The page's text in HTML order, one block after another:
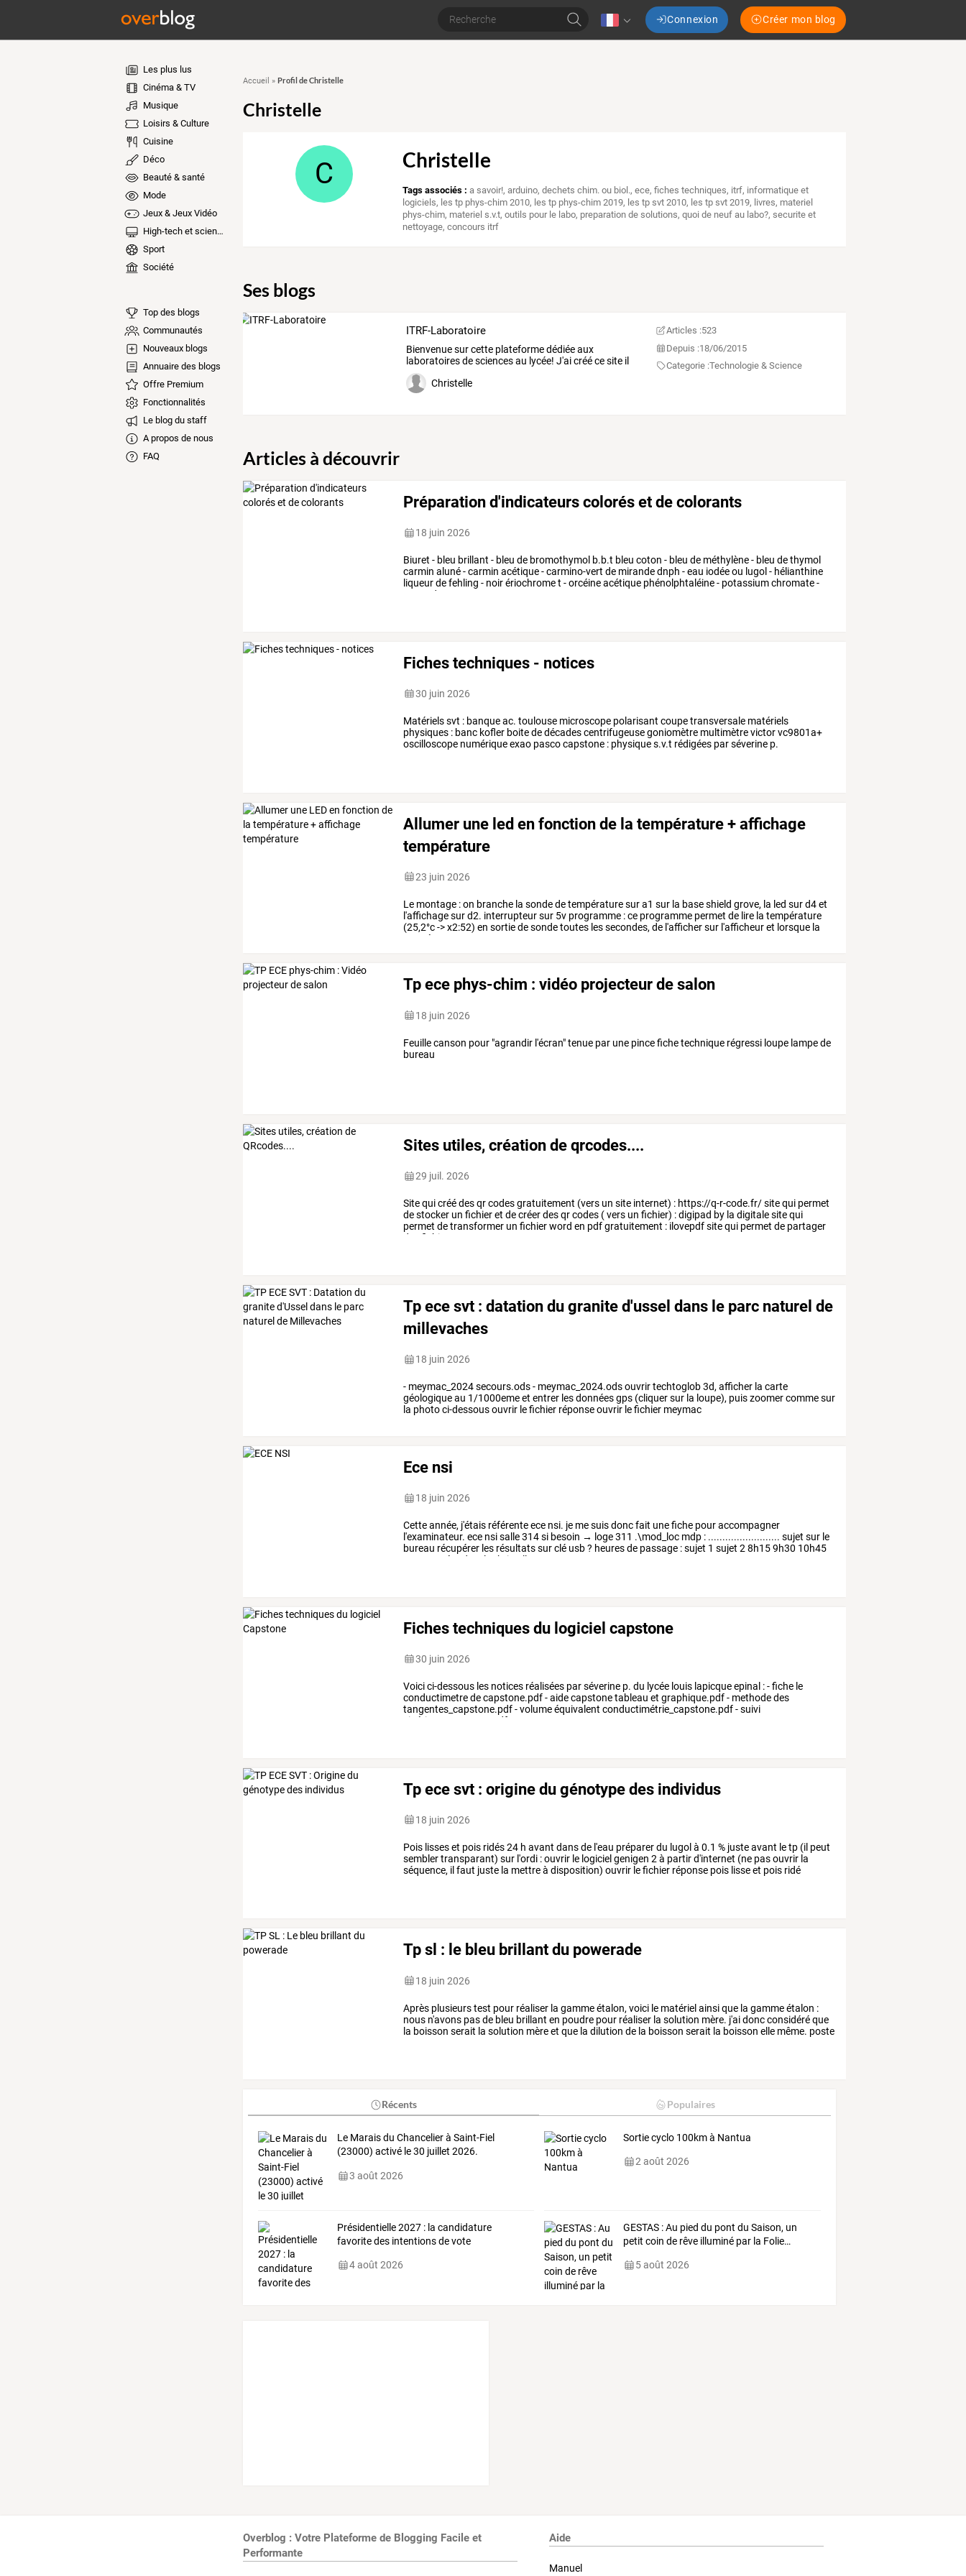
Connexion Créer mon blog
Les plus lus
Cinéma & TV
Musique
Loisirs & Culture
Cuisine
Déco
Beauté & santé
Mode
Jeux & Jeux Vidéo
High-tech et sciences
Sport
Société
Top des blogs
Communautés
Nouveaux blogs
Annuaire des blogs
Offre Premium
Fonctionnalités
Le blog du staff
A propos de nous
FAQ
Accueil » Profil de Christelle
Christelle
C Christelle
Tags associés : a savoir!,arduino,dechets chim. ou biol.,ece,fiches techniques, itrf, informatique et
logiciels, les tp phys-chim 2010, les tp phys-chim 2019, les tp svt 2010, les tp svt 2019, livres, materiel
phys-chim, materiel s.v.t,outils pour le labo, preparation de solutions,quoi de neuf au labo?,securite et
nettoyage,concours itrf
Ses blogs
ITRF-Laboratoire
Bienvenuesurcetteplateformedédiéeaux
laboratoiresdesciencesau lycée! J'aicréécesiteil
ya…
Christelle
Articles :523
Depuis :18/06/2015
Categorie :Technologie & Science
Articles à découvrir
Préparation d'indicateurs colorés et de colorants
18 juin 2026
Biuret - bleu brillant - bleu de bromothymol b.b.t bleu coton - bleu de méthylène- bleu dethymol
carmin aluné-carmin acétique-carmino-vert de mirandednph -eau iodéeou lugol - hélianthine
liqueurdefehling - noirériochromet -orcéineacétique phénolphtaléine- potassiumchromate-
de
Fiches techniques - notices
30 juin 2026
Matériels svt : banque ac. toulouse microscope polarisant coupe transversale matériels
physiques : banc kofler boite de décades centrifugeuse goniomètre multimètre victor vc9801a+
oscilloscope numérique exao pasco capstone : physique s.v.t rédigées par séverine p.
Allumer une led en fonction de la température + affichage
température
23 juin 2026
Le montage :on branche la sondedetempératuresura1 sur la baseshield grove, la led surd4et
l'affichagesurd2. interrupteursur 5v programme :ce programme permet de lire la température
(25,2°c->x2:52) en sortiedesondetoutes lessecondes, de l'affichersur l'afficheuret lorsque la
température
Tp ece phys-chim : vidéo projecteur de salon
18 juin 2026
Feuille canson pour "agrandir l'écran" tenue par une pince fiche technique régressi loupe lampe de
bureau
Sites utiles, création de qrcodes....
29 juil. 2026
Sitequicréédesqrcodesgratuitement (vers un site internet) : https://q-r-code.fr/sitequi permet
destocker un fichieret decréerdesqrcodes (vers un fichier) :digipad by la digitalesitequi
permet detransformer un fichierword en pdfgratuitement : ilovepdfsitequi permet de partager
des
fichiers
Tp ece svt : datation du granite d'ussel dans le parc naturel de
millevaches
18 juin 2026
- meymac_2024 secours.ods - meymac_2024.ods ouvrir techtoglob 3d, afficher la carte
géologique au 1/1000eme et entrer les données gps (cliquer sur la loupe), puis zoomer comme sur
la photo ci-dessous ouvrir le fichier réponse ouvrir le fichier meymac
Ece nsi
18 juin 2026
Cetteannée, j'étais référenteece nsi. je mesuisdoncfait unefiche pouraccompagner
l'examinateur. ece nsisalle314si besoin → loge311 .\mod_loc mdp : ......................... sujet sur le
bureau récupérer les résultatssurclé usb? heuresde passage :sujet 1 sujet 2 8h159h30 10h45
numéro de tel christelle
Fiches techniques du logiciel capstone
30 juin 2026
Voicici-dessous les notices réalisées parséverine p. du lycée louis lapicqueepinal :-fiche le
conductimetredecapstone.pdf-aidecapstonetableau et graphique.pdf- methodedes
tangentes_capstone.pdf-volumeéquivalent conductimétrie_capstone.pdf-suivi
cinétique_capstone.pdf
Tp ece svt : origine du génotype des individus
18 juin 2026
Pois lisses et pois ridés 24 h avant dans de l'eau préparer du lugol à 0.1 % juste avant le tp (il peut
sembler transparant) sur l'ordi : ouvrir le logiciel genigen 2 à partir d'internet (ne pas ouvrir la
séquence, il faut juste la mettre à disposition) ouvrir le fichier réponse pois lisse et pois ridé
Tp sl : le bleu brillant du powerade
18 juin 2026
Après plusieurstest pour réaliser la gammeétalon, voici le matérielainsique la gammeétalon :
nous n'avons pasde bleu brillant en poudre pour réaliser la solution mère. j'aidoncconsidéréque
la boisson serait la solution mèreet que la dilution de la boisson serait la boisson elle même. poste
Récents Populaires
LeMaraisdu Chancelierà Saint-Fiel
(23000) activéle30 juillet 2026.
3 août 2026
Sortie cyclo 100km à Nantua
2 août 2026
Présidentielle 2027 : la candidature
favorite des intentions de vote
4 août 2026
GESTAS :Au pied du pont du Saison, un
petit coin de rêve illuminé par la Folie…
5 août 2026
Overblog : Votre Plateforme de Blogging Facile et
Performante
Aide
Manuel